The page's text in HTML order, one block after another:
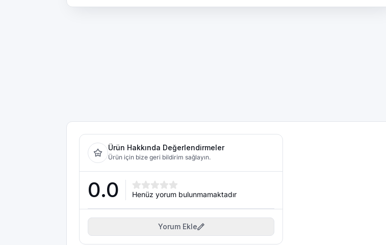
Ürün Hakkında Değerlendirmeler
Ürün için bize geri bildirim sağlayın.
0.0 Henüz yorum bulunmamaktadır
Yorum Ekle